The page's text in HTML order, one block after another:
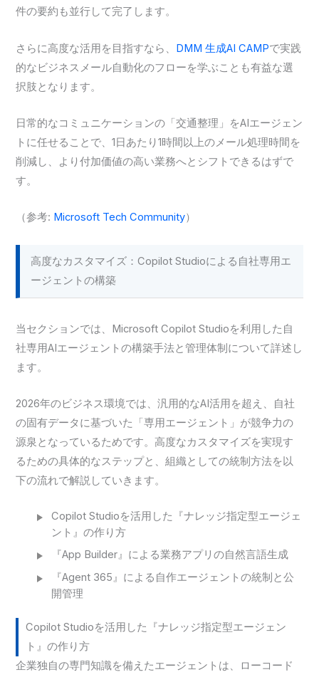
件の要約も並行して完了します。
さらに高度な活用を目指すなら、 DMM 生成AI CAMPで実践
的なビジネスメール自動化のフローを学ぶことも有益な選
択肢となります。
日常的なコミュニケーションの「交通整理」をAIエージェン
トに任せることで、1日あたり1時間以上のメール処理時間を
削減し、より付加価値の高い業務へとシフトできるはずで
す。
（参考: Microsoft Tech Community）
高度なカスタマイズ：Copilot Studioによる自社専用エ
ージェントの構築
当セクションでは、Microsoft Copilot Studioを利用した自
社専用AIエージェントの構築手法と管理体制について詳述し
ます。
2026年のビジネス環境では、汎用的なAI活用を超え、自社
の固有データに基づいた「専用エージェント」が競争力の
源泉となっているためです。高度なカスタマイズを実現す
るための具体的なステップと、組織としての統制方法を以
下の流れで解説していきます。
Copilot Studioを活用した『ナレッジ指定型エージェ
ント』の作り方
『App Builder』による業務アプリの自然言語生成
『Agent 365』による自作エージェントの統制と公
開管理
Copilot Studioを活用した『ナレッジ指定型エージェン
ト』の作り方
企業独自の専門知識を備えたエージェントは、ローコード